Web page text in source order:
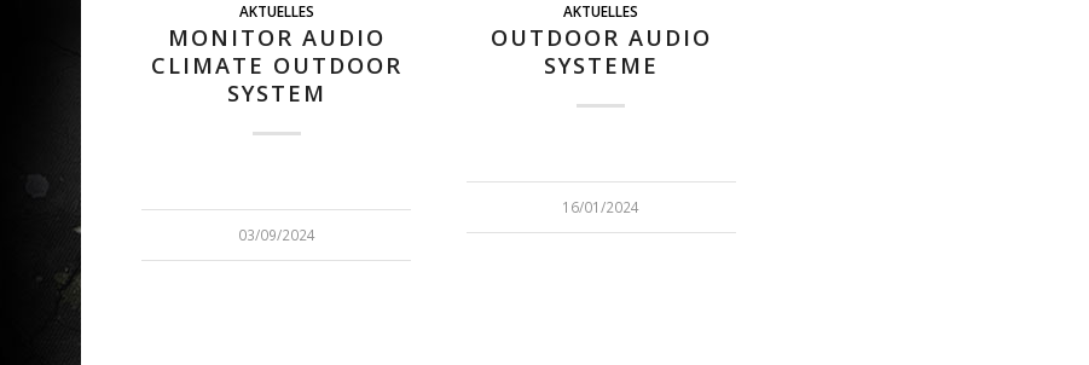
AKTUELLES
MONITOR AUDIO
CLIMATE OUTDOOR
SYSTEM
03/09/2024
AKTUELLES
OUTDOOR AUDIO
SYSTEME
16/01/2024